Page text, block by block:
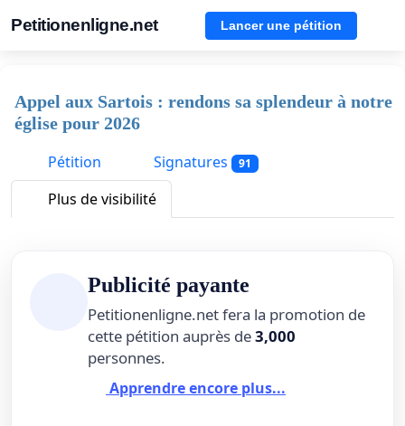
Petitionenligne.net Lancer une pétition
Appel aux Sartois : rendons sa splendeur à notre
église pour 2026
Pétition
Signatures 91
Plus de visibilité
Publicité payante
Petitionenligne.net fera la promotion de
cette pétition auprès de3,000
personnes.
Apprendre encore plus...